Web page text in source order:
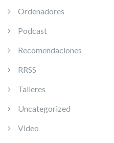
Ordenadores
Podcast
Recomendaciones
RRSS
Talleres
Uncategorized
Video